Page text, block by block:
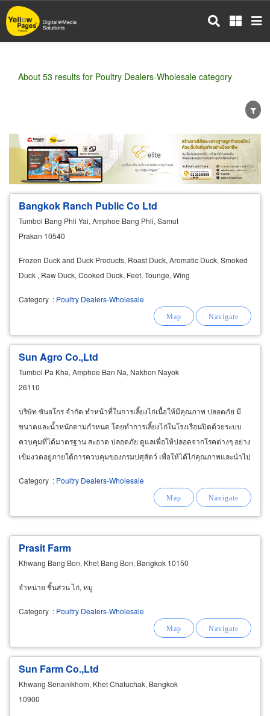
Skip
to
main
About 53 results for Poultry Dealers-Wholesale category
Wholesale Retail Manufacturer
Dealer
Exporter/Importer
Service Business
Bangkok Ranch Public Co Ltd
Tumbol Bang Phli Yai, Amphoe Bang Phli, Samut
Prakan 10540
Frozen Duck and Duck Products, Roast Duck, Aromatic Duck, Smoked
Duck , Raw Duck, Cooked Duck, Feet, Tounge, Wing
Category : Poultry Dealers-Wholesale
Sun Agro Co.,Ltd
Tumbol Pa Kha, Amphoe Ban Na, Nakhon Nayok
26110
บริษัท ซันอโกร จำกัด ทำหน้าที่ในการเลี้ยงไก่เนื้อให้มีคุณภาพ ปลอดภัย มี
ขนาดและน้ำหนักตามกำหนด โดยทำการเลี้ยงไก่ในโรงเรือนปิดด้วยระบบ
ควบคุมที่ได้มาตรฐาน สะอาด ปลอดภัย ดูแลเพื่อให้ปลอดจากโรคต่างๆ อย่าง
เข้มงวดอยู่ภายใต้การควบคุมของกรมปศุสัตว์ เพื่อให้ได้ไก่คุณภาพและนำไป
Category : Poultry Dealers-Wholesale
Prasit Farm
Khwang Bang Bon, Khet Bang Bon, Bangkok 10150
จำหน่าย ชิ้นส่วน ไก่, หมู
Category : Poultry Dealers-Wholesale
Sun Farm Co.,Ltd
Khwang Senanikhom, Khet Chatuchak, Bangkok
10900